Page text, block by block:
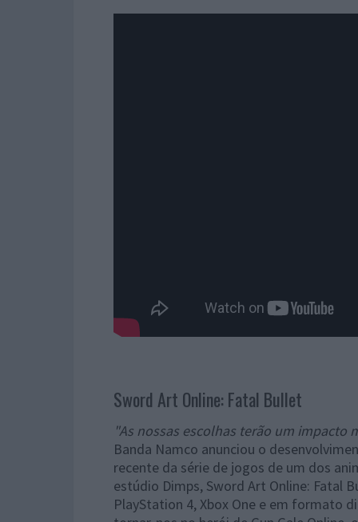
Sword Art Online: Fatal Bullet
"As nossas escolhas terão um impacto
Banda Namco anunciou o
recente da série de jogos de um dos
estúdio Dimps, Sword Art Online: Fatal
PlayStation 4, Xbox One e em formato